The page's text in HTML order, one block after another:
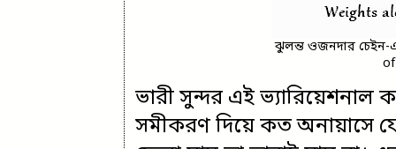
ঝুলন্ত ওজনদার চেইন-
ভারী সুন্দর এই ভ্যারিয়েশনাল
সমীকরণ দিয়ে কত অনায়াসে